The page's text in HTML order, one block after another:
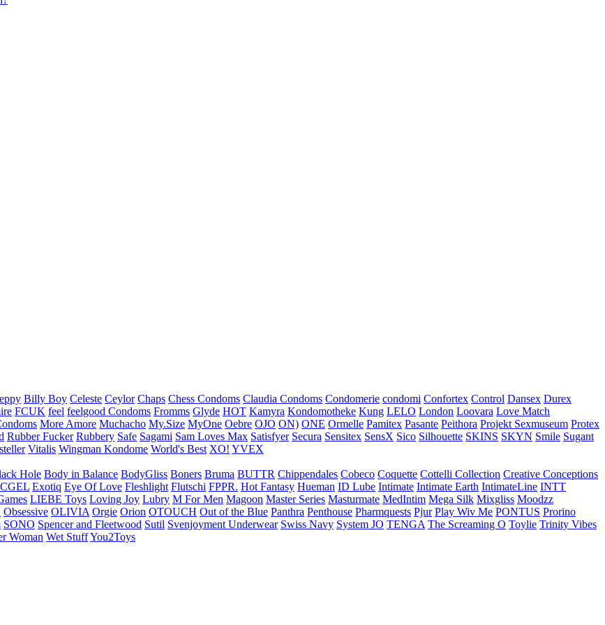
Billy Boy Celeste Ceylor Chaps Chess Condoms Claudia Condoms Condomerie condomi Confortex Control Dansex Durex
FCUK feel feelgood Condoms Fromms Glyde HOT Kamyra Kondomotheke Kung LELO London Loovara Love Match
More Amore Muchacho My.Size MyOne Oebre OJO ON) ONE Ormelle Pamitex Pasante Peithora Projekt Sexmuseum Protex
Rubber Fucker Rubbery Safe Sagami Sam Loves Max Satisfyer Secura Sensitex SensX Sico Silhouette SKINS SKYN Smile Sugant
Vitalis Wingman Kondome World's Best XO! YVEX
Hole Body in Balance BodyGliss Boners Bruma BUTTR Chippendales Cobeco Coquette Cottelli Collection Creative Conceptions
Exotiq Eye Of Love Fleshlight Flutschi FPPR. Hot Fantasy Hueman ID Lube Intimate Intimate Earth IntimateLine INTT
LIEBE Toys Loving Joy Lubry M For Men Magoon Master Series Masturmate MedIntim Mega Silk Mixgliss Moodzz
Obsessive OLIVIA Orgie Orion OTOUCH Out of the Blue Panthra Penthouse Pharmquests Pjur Play Wiv Me PONTUS Prorino
SONO Spencer and Fleetwood Sutil Svenjoyment Underwear Swiss Navy System JO TENGA The Screaming O Toylie Trinity Vibes
Woman Wet StuffYou2Toys